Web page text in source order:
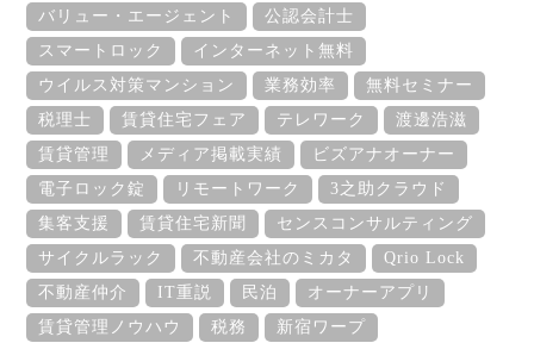
バリュー・エージェント
公認会計士
スマートロック
インターネット無料
ウイルス対策マンション
業務効率
無料セミナー
税理士
賃貸住宅フェア テレワーク
渡邊浩滋
賃貸管理
メディア掲載実績
ビズアナオーナー
電子ロック錠
リモートワーク
3之助クラウド
集客支援
賃貸住宅新聞
センスコンサルティング
サイクルラック
不動産会社のミカタ
Qrio Lock
不動産仲介
IT重説 民泊
オーナーアプリ
賃貸管理ノウハウ
税務
新宿ワープ